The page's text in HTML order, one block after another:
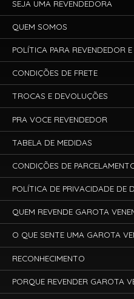
SEJA UMA REVENDEDORA
QUEM SOMOS
POLÍTICA PARA REVENDEDOR
CONDIÇÕES DE FRETE
TROCAS E DEVOLUÇÕES
PRA VOCE REVENDEDOR
TABELA DE MEDIDAS
CONDIÇÕES DE
POLÍTICA DE PRIVACIDADE DE
QUEM REVENDE GAROTA
O QUE SENTE UMA GAROTA
RECONHECIMENTO
PORQUE REVENDER GAROTA